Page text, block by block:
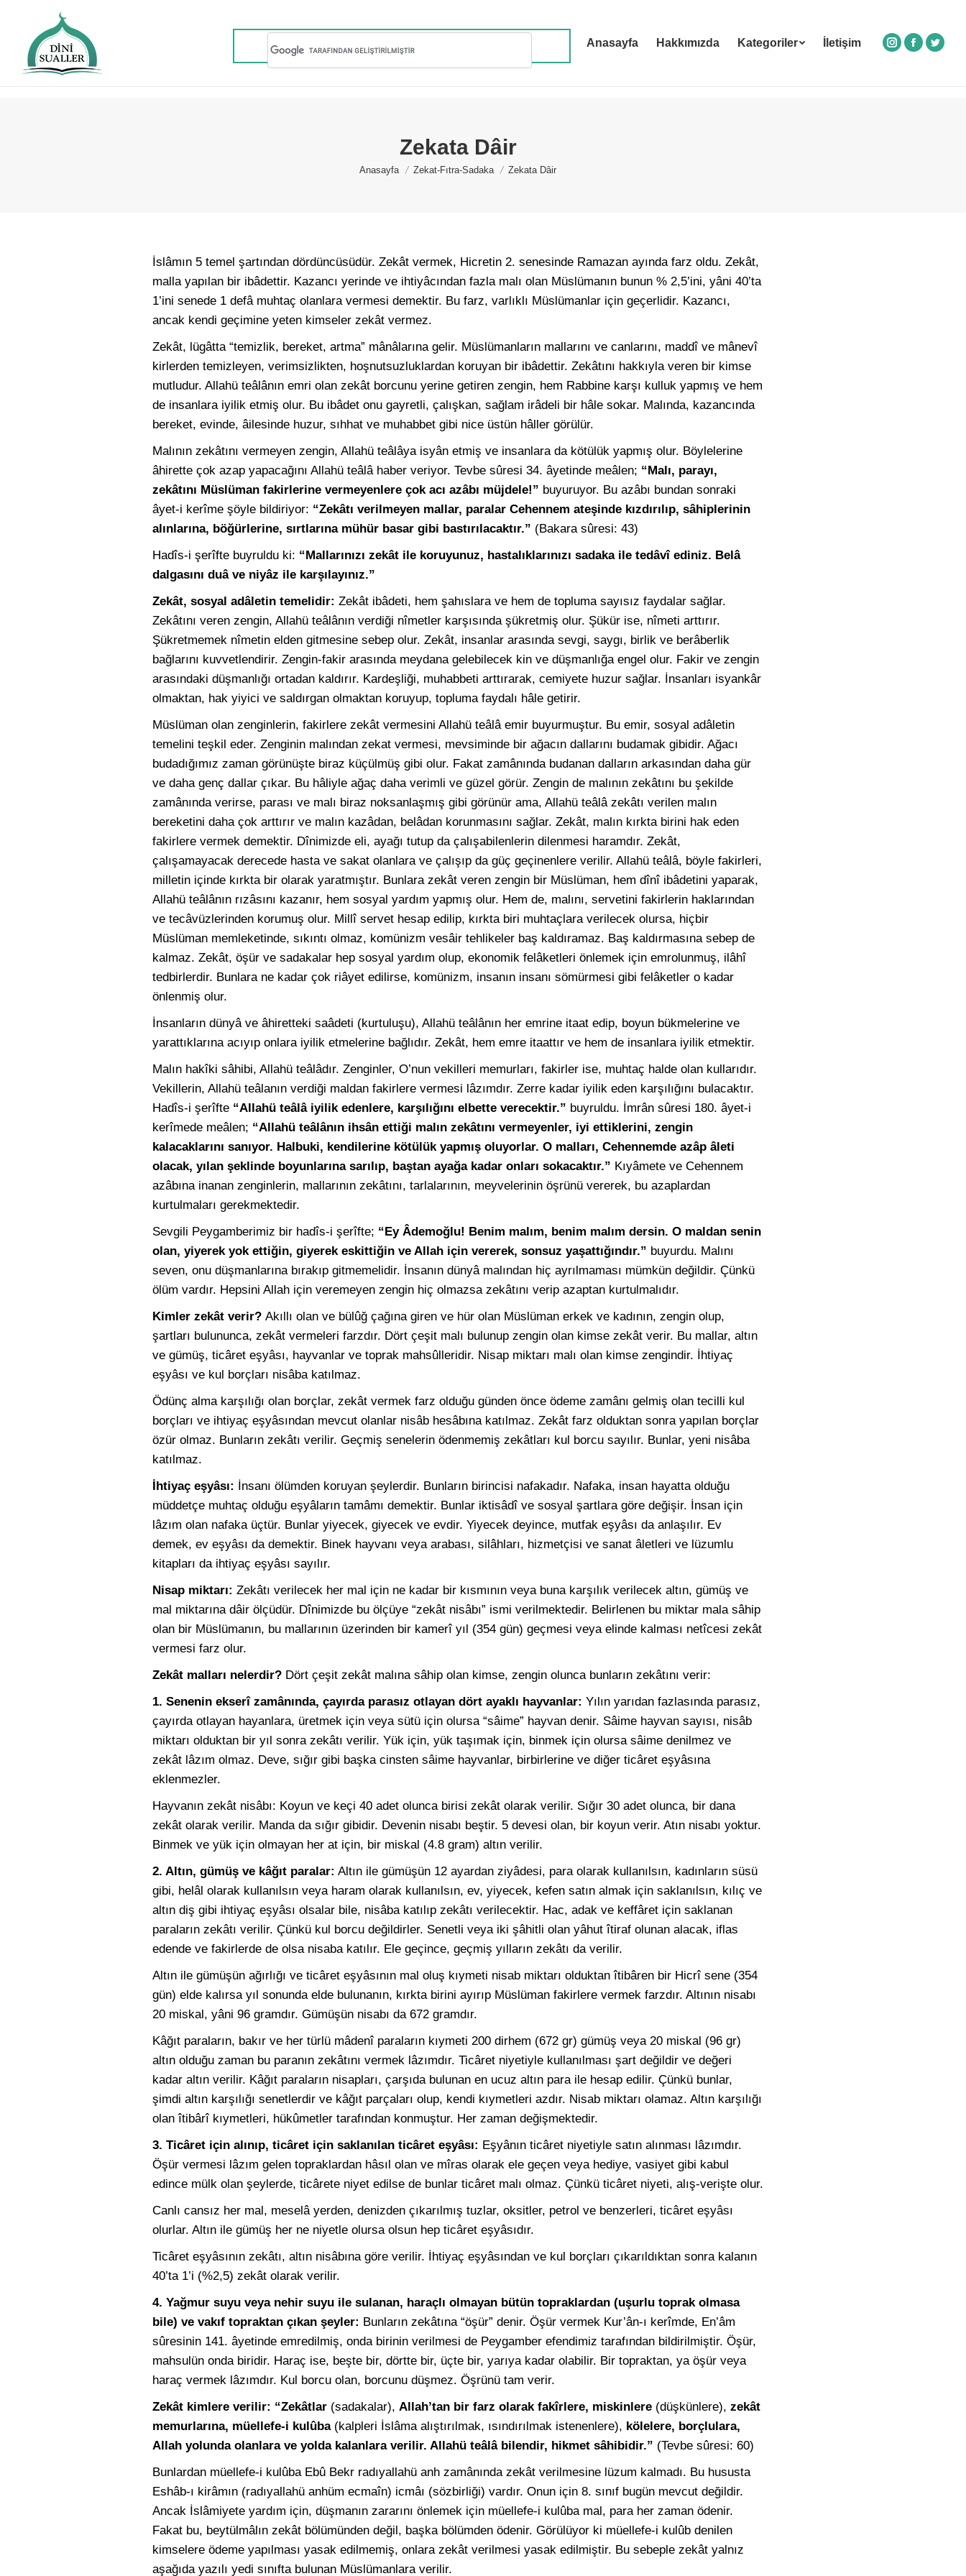
Anasayfa Hakkımızda Kategoriler İletişim
Instagram
Facebook
Zekata Dâir
You are here:
Anasayfa Zekat-Fıtra-Sadaka Zekata Dâir
İslâmın 5 temel şartından dördüncüsüdür. Zekât vermek, Hicretin 2. senesinde Ramazan ayında farz oldu. Zekât,
malla yapılan bir ibâdettir. Kazancı yerinde ve ihtiyâcından fazla malı olan Müslümanın bunun % 2,5’ini, yâni 40’ta
1’ini senede 1 defâ muhtaç olanlara vermesi demektir. Bu farz, varlıklı Müslümanlar için geçerlidir. Kazancı,
ancak kendi geçimine yeten kimseler zekât vermez.
Zekât, lügâtta “temizlik, bereket, artma” mânâlarına gelir. Müslümanların mallarını ve canlarını, maddî ve mânevî
kirlerden temizleyen, verimsizlikten, hoşnutsuzluklardan koruyan bir ibâdettir. Zekâtını hakkıyla veren bir kimse
mutludur. Allahü teâlânın emri olan zekât borcunu yerine getiren zengin, hem Rabbine karşı kulluk yapmış ve hem
de insanlara iyilik etmiş olur. Bu ibâdet onu gayretli, çalışkan, sağlam irâdeli bir hâle sokar. Malında, kazancında
bereket, evinde, âilesinde huzur, sıhhat ve muhabbet gibi nice üstün hâller görülür.
Malının zekâtını vermeyen zengin, Allahü teâlâya isyân etmiş ve insanlara da kötülük yapmış olur. Böylelerine
âhirette çok azap yapacağını Allahü teâlâ haber veriyor. Tevbe sûresi 34. âyetinde meâlen; “Malı, parayı,
zekâtını Müslüman fakirlerine vermeyenlere çok acı azâbı müjdele!” buyuruyor. Bu azâbı bundan sonraki
âyet-i kerîme şöyle bildiriyor: “Zekâtı verilmeyen mallar, paralar Cehennem ateşinde kızdırılıp, sâhiplerinin
alınlarına, böğürlerine, sırtlarına mühür basar gibi bastırılacaktır.” (Bakara sûresi: 43)
Hadîs-i şerîfte buyruldu ki: “Mallarınızı zekât ile koruyunuz, hastalıklarınızı sadaka ile tedâvî ediniz. Belâ
dalgasını duâ ve niyâz ile karşılayınız.”
Zekât, sosyal adâletin temelidir: Zekât ibâdeti, hem şahıslara ve hem de topluma sayısız faydalar sağlar.
Zekâtını veren zengin, Allahü teâlânın verdiği nîmetler karşısında şükretmiş olur. Şükür ise, nîmeti arttırır.
Şükretmemek nîmetin elden gitmesine sebep olur. Zekât, insanlar arasında sevgi, saygı, birlik ve berâberlik
bağlarını kuvvetlendirir. Zengin-fakir arasında meydana gelebilecek kin ve düşmanlığa engel olur. Fakir ve zengin
arasındaki düşmanlığı ortadan kaldırır. Kardeşliği, muhabbeti arttırarak, cemiyete huzur sağlar. İnsanları isyankâr
olmaktan, hak yiyici ve saldırgan olmaktan koruyup, topluma faydalı hâle getirir.
Müslüman olan zenginlerin, fakirlere zekât vermesini Allahü teâlâ emir buyurmuştur. Bu emir, sosyal adâletin
temelini teşkil eder. Zenginin malından zekat vermesi, mevsiminde bir ağacın dallarını budamak gibidir. Ağacı
budadığımız zaman görünüşte biraz küçülmüş gibi olur. Fakat zamânında budanan dalların arkasından daha gür
ve daha genç dallar çıkar. Bu hâliyle ağaç daha verimli ve güzel görür. Zengin de malının zekâtını bu şekilde
zamânında verirse, parası ve malı biraz noksanlaşmış gibi görünür ama, Allahü teâlâ zekâtı verilen malın
bereketini daha çok arttırır ve malın kazâdan, belâdan korunmasını sağlar. Zekât, malın kırkta birini hak eden
fakirlere vermek demektir. Dînimizde eli, ayağı tutup da çalışabilenlerin dilenmesi haramdır. Zekât,
çalışamayacak derecede hasta ve sakat olanlara ve çalışıp da güç geçinenlere verilir. Allahü teâlâ, böyle fakirleri,
milletin içinde kırkta bir olarak yaratmıştır. Bunlara zekât veren zengin bir Müslüman, hem dînî ibâdetini yaparak,
Allahü teâlânın rızâsını kazanır, hem sosyal yardım yapmış olur. Hem de, malını, servetini fakirlerin haklarından
ve tecâvüzlerinden korumuş olur. Millî servet hesap edilip, kırkta biri muhtaçlara verilecek olursa, hiçbir
Müslüman memleketinde, sıkıntı olmaz, komünizm vesâir tehlikeler baş kaldıramaz. Baş kaldırmasına sebep de
kalmaz. Zekât, öşür ve sadakalar hep sosyal yardım olup, ekonomik felâketleri önlemek için emrolunmuş, ilâhî
tedbirlerdir. Bunlara ne kadar çok riâyet edilirse, komünizm, insanın insanı sömürmesi gibi felâketler o kadar
önlenmiş olur.
İnsanların dünyâ ve âhiretteki saâdeti (kurtuluşu), Allahü teâlânın her emrine itaat edip, boyun bükmelerine ve
yarattıklarına acıyıp onlara iyilik etmelerine bağlıdır. Zekât, hem emre itaattır ve hem de insanlara iyilik etmektir.
Malın hakîki sâhibi, Allahü teâlâdır. Zenginler, O’nun vekilleri memurları, fakirler ise, muhtaç halde olan kullarıdır.
Vekillerin, Allahü teâlanın verdiği maldan fakirlere vermesi lâzımdır. Zerre kadar iyilik eden karşılığını bulacaktır.
Hadîs-i şerîfte “Allahü teâlâ iyilik edenlere, karşılığını elbette verecektir.” buyruldu. İmrân sûresi 180. âyet-i
kerîmede meâlen; “Allahü teâlânın ihsân ettiği malın zekâtını vermeyenler, iyi ettiklerini, zengin
kalacaklarını sanıyor. Halbuki, kendilerine kötülük yapmış oluyorlar. O malları, Cehennemde azâp âleti
olacak, yılan şeklinde boyunlarına sarılıp, baştan ayağa kadar onları sokacaktır.” Kıyâmete ve Cehennem
azâbına inanan zenginlerin, mallarının zekâtını, tarlalarının, meyvelerinin öşrünü vererek, bu azaplardan
kurtulmaları gerekmektedir.
Sevgili Peygamberimiz bir hadîs-i şerîfte; “Ey Âdemoğlu! Benim malım, benim malım dersin. O maldan senin
olan, yiyerek yok ettiğin, giyerek eskittiğin ve Allah için vererek, sonsuz yaşattığındır.” buyurdu. Malını
seven, onu düşmanlarına bırakıp gitmemelidir. İnsanın dünyâ malından hiç ayrılmaması mümkün değildir. Çünkü
ölüm vardır. Hepsini Allah için veremeyen zengin hiç olmazsa zekâtını verip azaptan kurtulmalıdır.
Kimler zekât verir? Akıllı olan ve bülûğ çağına giren ve hür olan Müslüman erkek ve kadının, zengin olup,
şartları bulununca, zekât vermeleri farzdır. Dört çeşit malı bulunup zengin olan kimse zekât verir. Bu mallar, altın
ve gümüş, ticâret eşyâsı, hayvanlar ve toprak mahsûlleridir. Nisap miktarı malı olan kimse zengindir. İhtiyaç
eşyâsı ve kul borçları nisâba katılmaz.
Ödünç alma karşılığı olan borçlar, zekât vermek farz olduğu günden önce ödeme zamânı gelmiş olan tecilli kul
borçları ve ihtiyaç eşyâsından mevcut olanlar nisâb hesâbına katılmaz. Zekât farz olduktan sonra yapılan borçlar
özür olmaz. Bunların zekâtı verilir. Geçmiş senelerin ödenmemiş zekâtları kul borcu sayılır. Bunlar, yeni nisâba
katılmaz.
İhtiyaç eşyâsı: İnsanı ölümden koruyan şeylerdir. Bunların birincisi nafakadır. Nafaka, insan hayatta olduğu
müddetçe muhtaç olduğu eşyâların tamâmı demektir. Bunlar iktisâdî ve sosyal şartlara göre değişir. İnsan için
lâzım olan nafaka üçtür. Bunlar yiyecek, giyecek ve evdir. Yiyecek deyince, mutfak eşyâsı da anlaşılır. Ev
demek, ev eşyâsı da demektir. Binek hayvanı veya arabası, silâhları, hizmetçisi ve sanat âletleri ve lüzumlu
kitapları da ihtiyaç eşyâsı sayılır.
Nisap miktarı: Zekâtı verilecek her mal için ne kadar bir kısmının veya buna karşılık verilecek altın, gümüş ve
mal miktarına dâir ölçüdür. Dînimizde bu ölçüye “zekât nisâbı” ismi verilmektedir. Belirlenen bu miktar mala sâhip
olan bir Müslümanın, bu mallarının üzerinden bir kamerî yıl (354 gün) geçmesi veya elinde kalması netîcesi zekât
vermesi farz olur.
Zekât malları nelerdir? Dört çeşit zekât malına sâhip olan kimse, zengin olunca bunların zekâtını verir:
1. Senenin ekserî zamânında, çayırda parasız otlayan dört ayaklı hayvanlar: Yılın yarıdan fazlasında parasız,
çayırda otlayan hayanlara, üretmek için veya sütü için olursa “sâime” hayvan denir. Sâime hayvan sayısı, nisâb
miktarı olduktan bir yıl sonra zekâtı verilir. Yük için, yük taşımak için, binmek için olursa sâime denilmez ve
zekât lâzım olmaz. Deve, sığır gibi başka cinsten sâime hayvanlar, birbirlerine ve diğer ticâret eşyâsına
eklenmezler.
Hayvanın zekât nisâbı: Koyun ve keçi 40 adet olunca birisi zekât olarak verilir. Sığır 30 adet olunca, bir dana
zekât olarak verilir. Manda da sığır gibidir. Devenin nisabı beştir. 5 devesi olan, bir koyun verir. Atın nisabı yoktur.
Binmek ve yük için olmayan her at için, bir miskal (4.8 gram) altın verilir.
2. Altın, gümüş ve kâğıt paralar: Altın ile gümüşün 12 ayardan ziyâdesi, para olarak kullanılsın, kadınların süsü
gibi, helâl olarak kullanılsın veya haram olarak kullanılsın, ev, yiyecek, kefen satın almak için saklanılsın, kılıç ve
altın diş gibi ihtiyaç eşyâsı olsalar bile, nisâba katılıp zekâtı verilecektir. Hac, adak ve keffâret için saklanan
paraların zekâtı verilir. Çünkü kul borcu değildirler. Senetli veya iki şâhitli olan yâhut îtiraf olunan alacak, iflas
edende ve fakirlerde de olsa nisaba katılır. Ele geçince, geçmiş yılların zekâtı da verilir.
Altın ile gümüşün ağırlığı ve ticâret eşyâsının mal oluş kıymeti nisab miktarı olduktan îtibâren bir Hicrî sene (354
gün) elde kalırsa yıl sonunda elde bulunanın, kırkta birini ayırıp Müslüman fakirlere vermek farzdır. Altının nisabı
20 miskal, yâni 96 gramdır. Gümüşün nisabı da 672 gramdır.
Kâğıt paraların, bakır ve her türlü mâdenî paraların kıymeti 200 dirhem (672 gr) gümüş veya 20 miskal (96 gr)
altın olduğu zaman bu paranın zekâtını vermek lâzımdır. Ticâret niyetiyle kullanılması şart değildir ve değeri
kadar altın verilir. Kâğıt paraların nisapları, çarşıda bulunan en ucuz altın para ile hesap edilir. Çünkü bunlar,
şimdi altın karşılığı senetlerdir ve kâğıt parçaları olup, kendi kıymetleri azdır. Nisab miktarı olamaz. Altın karşılığı
olan îtibârî kıymetleri, hükûmetler tarafından konmuştur. Her zaman değişmektedir.
3. Ticâret için alınıp, ticâret için saklanılan ticâret eşyâsı: Eşyânın ticâret niyetiyle satın alınması lâzımdır.
Öşür vermesi lâzım gelen topraklardan hâsıl olan ve mîras olarak ele geçen veya hediye, vasiyet gibi kabul
edince mülk olan şeylerde, ticârete niyet edilse de bunlar ticâret malı olmaz. Çünkü ticâret niyeti, alış-verişte olur.
Canlı cansız her mal, meselâ yerden, denizden çıkarılmış tuzlar, oksitler, petrol ve benzerleri, ticâret eşyâsı
olurlar. Altın ile gümüş her ne niyetle olursa olsun hep ticâret eşyâsıdır.
Ticâret eşyâsının zekâtı, altın nisâbına göre verilir. İhtiyaç eşyâsından ve kul borçları çıkarıldıktan sonra kalanın
40’ta 1’i (%2,5) zekât olarak verilir.
4. Yağmur suyu veya nehir suyu ile sulanan, haraçlı olmayan bütün topraklardan (uşurlu toprak olmasa
bile) ve vakıf topraktan çıkan şeyler: Bunların zekâtına “öşür” denir. Öşür vermek Kur’ân-ı kerîmde, En’âm
sûresinin 141. âyetinde emredilmiş, onda birinin verilmesi de Peygamber efendimiz tarafından bildirilmiştir. Öşür,
mahsulün onda biridir. Haraç ise, beşte bir, dörtte bir, üçte bir, yarıya kadar olabilir. Bir topraktan, ya öşür veya
haraç vermek lâzımdır. Kul borcu olan, borcunu düşmez. Öşrünü tam verir.
Zekât kimlere verilir: “Zekâtlar (sadakalar), Allah’tan bir farz olarak fakîrlere, miskinlere (düşkünlere), zekât
memurlarına, müellefe-i kulûba(kalpleri İslâma alıştırılmak, ısındırılmak istenenlere), kölelere, borçlulara,
Allah yolunda olanlara ve yolda kalanlara verilir. Allahü teâlâ bilendir, hikmet sâhibidir.” (Tevbe sûresi: 60)
Bunlardan müellefe-i kulûba Ebû Bekr radıyallahü anh zamânında zekât verilmesine lüzum kalmadı. Bu hususta
Eshâb-ı kirâmın (radıyallahü anhüm ecmaîn) icmâı (sözbirliği) vardır. Onun için 8. sınıf bugün mevcut değildir.
Ancak İslâmiyete yardım için, düşmanın zararını önlemek için müellefe-i kulûba mal, para her zaman ödenir.
Fakat bu, beytülmâlın zekât bölümünden değil, başka bölümden ödenir. Görülüyor ki müellefe-i kulûb denilen
kimselere ödeme yapılması yasak edilmemiş, onlara zekât verilmesi yasak edilmiştir. Bu sebeple zekât yalnız
aşağıda yazılı yedi sınıfta bulunan Müslümanlara verilir.